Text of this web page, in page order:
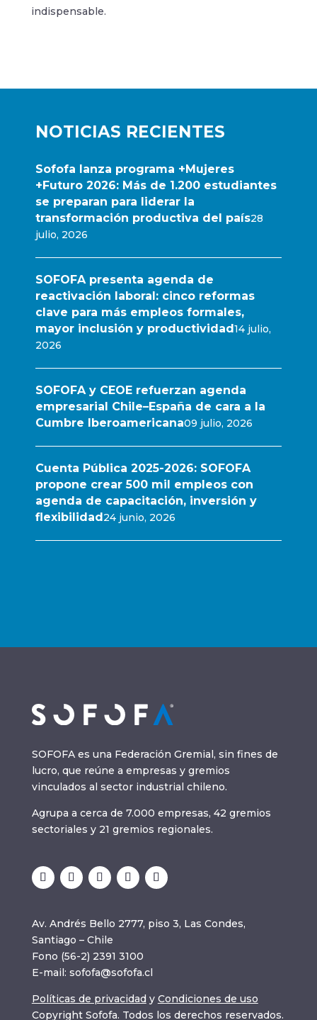
NOTICIAS RECIENTES
Sofofa lanza programa +Mujeres
+Futuro 2026: Más de 1.200 estudiantes
se preparan para liderar la
transformación productiva del país28
julio, 2026
SOFOFA presenta agenda de
reactivación laboral: cinco reformas
clave para más empleos formales,
mayor inclusión y productividad14 julio,
2026
SOFOFA y CEOE refuerzan agenda
empresarial Chile–España de cara a la
Cumbre Iberoamericana09 julio, 2026
Cuenta Pública 2025-2026: SOFOFA
propone crear 500 mil empleos con
agenda de capacitación, inversión y
flexibilidad24 junio, 2026
indispensable.
SOFOFA es una Federación Gremial, sin fines de
lucro, que reúne a empresas y gremios
vinculados al sector industrial chileno.
Agrupa a cerca de 7.000 empresas, 42 gremios
sectoriales y 21 gremios regionales.
Av. Andrés Bello 2777, piso 3, Las Condes,
Santiago – Chile
Fono (56-2) 2391 3100
E-mail: sofofa@sofofa.cl
Políticas de privacidad y Condiciones de uso
Copyright Sofofa. Todos los derechos reservados.